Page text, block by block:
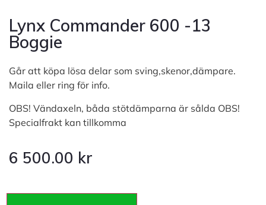
Lynx Commander 600 -13
Boggie
Går att köpa lösa delar som sving,skenor,dämpare.
Maila eller ring för info.
OBS! Vändaxeln, båda stötdämparna är sålda OBS!
Specialfrakt kan tillkomma
6 500.00 kr